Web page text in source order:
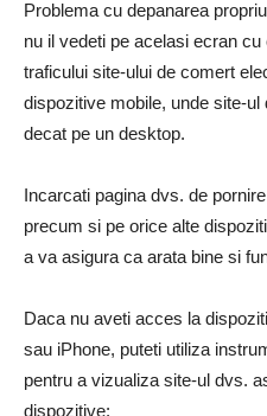
Problema cu depanarea
nu il vedeti pe acelasi ecran
traficului site-ului de comert
dispozitive mobile, unde site-
decat pe un desktop.
Incarcati pagina dvs. de
precum si pe orice alte
a va asigura ca arata bine si
Daca nu aveti acces la
sau iPhone, puteti utiliza
pentru a vizualiza site-ul dvs.
dispozitive: